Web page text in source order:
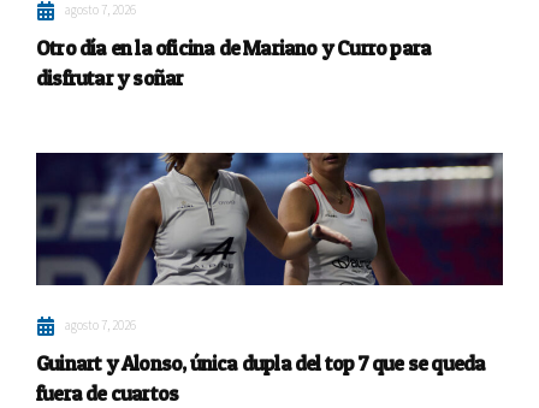
agosto 7, 2026
Otro día en la oficina de Mariano y Curro para
disfrutar y soñar
agosto 7, 2026
Guinart y Alonso, única dupla del top 7 que se queda
fuera de cuartos